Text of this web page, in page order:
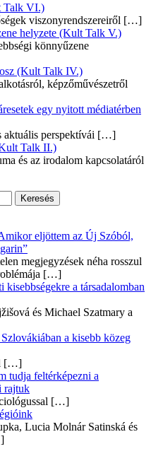
Talk VI.)
viszonyrendszereiről […]
helyzete (Kult Talk V.)
könnyűzene
(Kult Talk IV.)
képzőművészetről
egy nyitott médiatérben
perspektívái […]
Talk II.)
és az irodalom kapcsolatáról
eljöttem az Új Szóból,
megjegyzések néha rosszul
[…]
a társadalomban
és Michael Szatmary a
a kisebb közeg
[…]
tudja feltérképezni a
rajtuk
[…]
Lucia Molnár Satinská és